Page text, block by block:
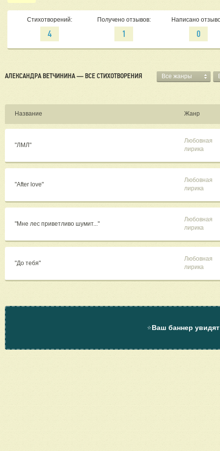
Стихотворений:
4
Получено отзывов:
1
Написано
0
АЛЕКСАНДРА ВЕТЧИНИНА — ВСЕ СТИХОТВОРЕНИЯ Все жанры
Название Жанр
"ЛМЛ"
Любовная
лирика
"After love"
Любовная
лирика
"Мне лес приветливо шумит..."
Любовная
лирика
"До тебя"
Любовная
лирика
⭐Ваш баннер